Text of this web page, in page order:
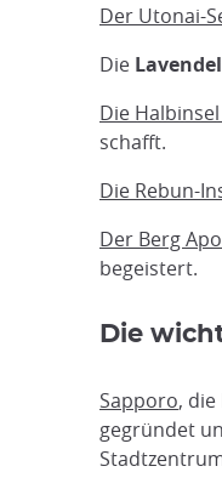
Der Utonai-
Die
Die
schafft.
Die Rebun-
Der Berg
begeistert.
Die
Sapporo,
gegründet